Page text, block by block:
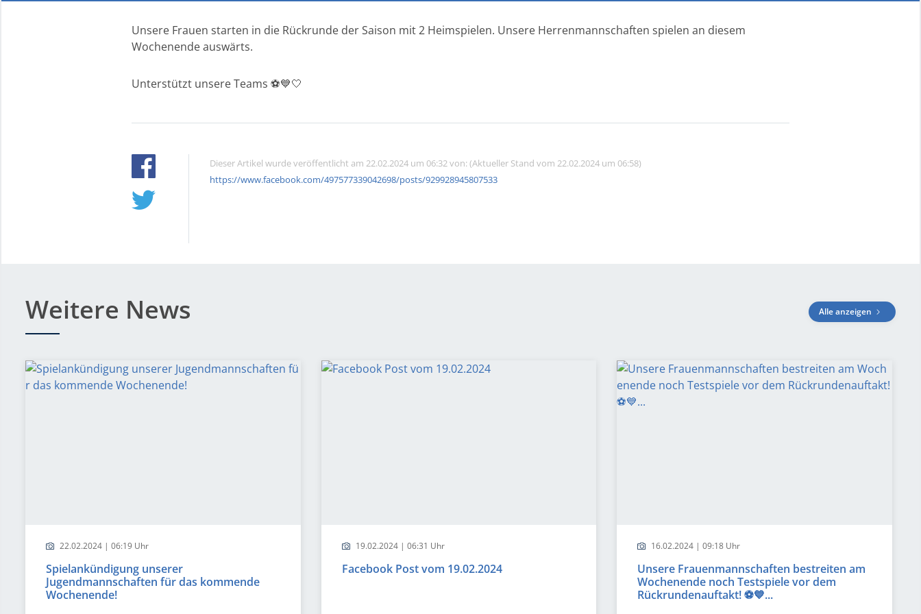
Unsere Frauen starten in die Rückrunde der Saison mit 2 Heimspielen. Unsere Herrenmannschaften spielen an diesem
Wochenende auswärts.
Unterstützt unsere Teams ⚽️💙🤍
Dieser Artikel wurde veröffentlicht am 22.02.2024 um 06:32 von: (Aktueller Stand vom 22.02.2024 um 06:58)
https://www.facebook.com/497577339042698/posts/929928945807533
Weitere News Alle anzeigen
22.02.2024 | 06:19 Uhr
Spielankündigung unserer
Jugendmannschaften für das kommende
Wochenende!
19.02.2024 | 06:31 Uhr
Facebook Post vom 19.02.2024
16.02.2024 | 09:18 Uhr
Unsere Frauenmannschaften bestreiten am
Wochenende noch Testspiele vor dem
Rückrundenauftakt! ⚽️💙...